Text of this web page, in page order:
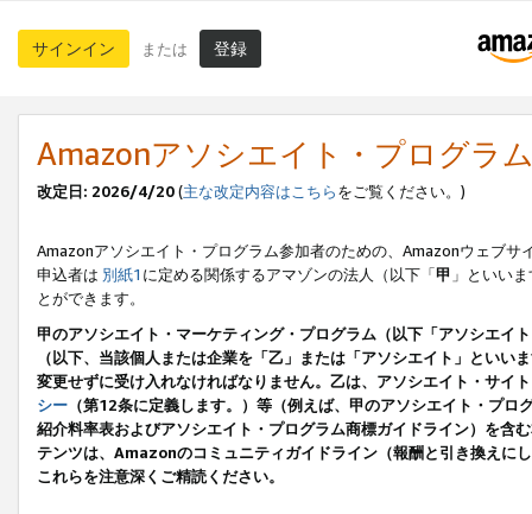
サインイン または 登録
Amazonアソシエイト・プログラ
改定日: 2026/4/20(主な改定内容はこちらをご覧ください。)
Amazonアソシエイト・プログラム参加者のための、Amazonウェブサ
申込者は 別紙1 に定める関係するアマゾンの法人（以下「甲 」といい
とができます。
甲のアソシエイト・マーケティング・プログラム（以下「アソシエイ
（以下、当該個人または企業を「乙」または「アソシエイト」とい
変更せずに受け入れなければなりません。乙は、アソシエイト・サイ
シー （第12条に定義します。）等（例えば、甲のアソシエイト・プ
紹介料率表およびアソシエイト・プログラム商標ガイドライン）を
テンツは、Amazonのコミュニティガイドライン（報酬と引き換えに
これらを注意深くご精読ください。